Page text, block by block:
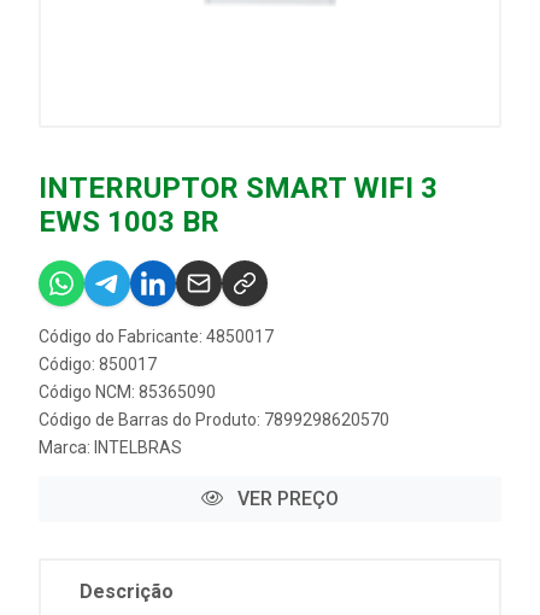
INTERRUPTOR SMART WIFI 3
EWS 1003 BR
Código do Fabricante: 4850017
Código: 850017
Código NCM: 85365090
Código de Barras do Produto: 7899298620570
Marca: INTELBRAS
VER PREÇO
Descrição